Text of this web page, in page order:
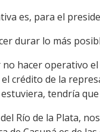
es, para el
durar lo más
hacer operativo
crédito de la
tendría
Río de la Plata,